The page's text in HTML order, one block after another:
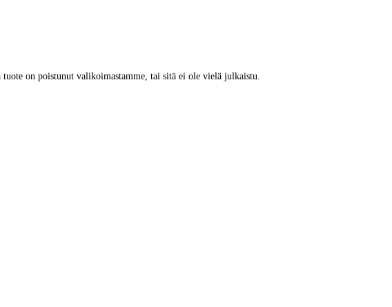
on poistunut valikoimastamme, tai sitä ei ole vielä julkaistu.